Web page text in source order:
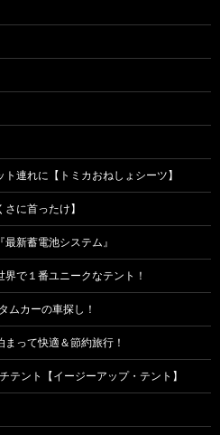
連れに【トミカおねしょシーツ】
に首ったけ】
新蓄電池システム』
で１番ユニークなテント！
ムカーの車探し！
って快適＆節約旅行！
テント【イージーアップ・テント】